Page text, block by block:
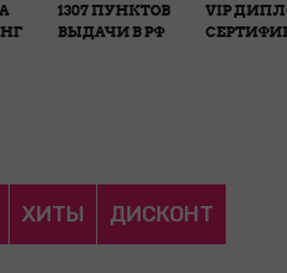
1307 ПУНКТОВ
ВЫДАЧИ В РФ
VIP
ХИТЫ ДИСКОНТ